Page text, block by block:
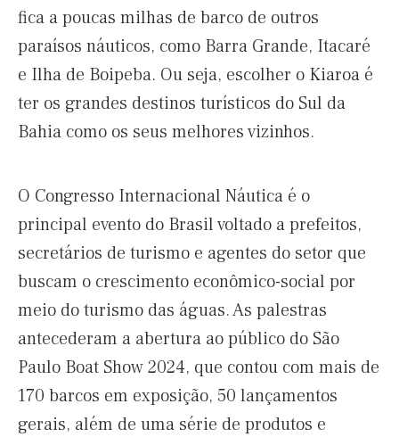
fica a poucas milhas de barco de outros
paraísos náuticos, como Barra Grande, Itacaré
e Ilha de Boipeba. Ou seja, escolher o Kiaroa é
ter os grandes destinos turísticos do Sul da
Bahia como os seus melhores vizinhos.
O Congresso Internacional Náutica é o
principal evento do Brasil voltado a prefeitos,
secretários de turismo e agentes do setor que
buscam o crescimento econômico-social por
meio do turismo das águas. As palestras
antecederam a abertura ao público do São
Paulo Boat Show 2024, que contou com mais de
170 barcos em exposição, 50 lançamentos
gerais, além de uma série de produtos e